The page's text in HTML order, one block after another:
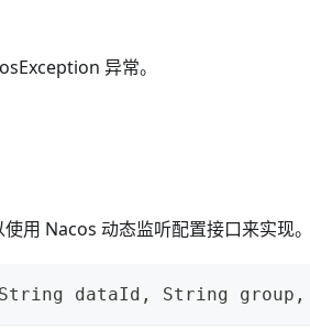
异常。
用 Nacos 动态监听配置接口来实现。
dataId, String